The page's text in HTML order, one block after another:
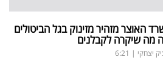
האוצר מזהיר מזינוק בגל הביטולים
מה שיקרה לקבלנים
יצחקי |
6:21